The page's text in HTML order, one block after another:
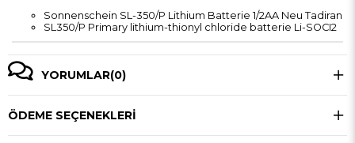
Sonnenschein SL-350/P Lithium Batterie 1/2AA Neu Tadiran
SL350/P Primary lithium-thionyl chloride batterie Li-SOCI2
YORUMLAR(0)
ÖDEME SEÇENEKLERI